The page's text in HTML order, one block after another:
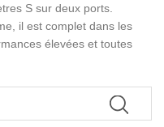
S sur deux ports.
il est complet dans les
élevées et toutes